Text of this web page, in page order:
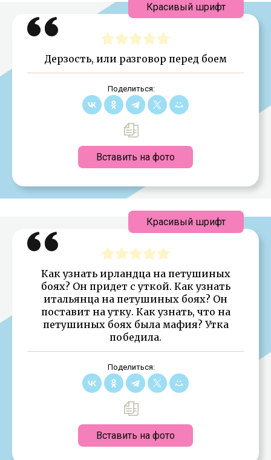
Дерзость, или разговор перед боем
Поделиться:
Вставить на фото
Красивый шрифт
Как узнать ирландца на петушиных
боях? Он придет с уткой. Как узнать
итальянца на петушиных боях? Он
поставит на утку. Как узнать, что на
петушиных боях была мафия? Утка
победила.
Поделиться:
Вставить на фото
Красивый шрифт